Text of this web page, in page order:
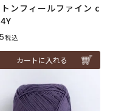
ンフィールファイン c
税込
カートに入れる